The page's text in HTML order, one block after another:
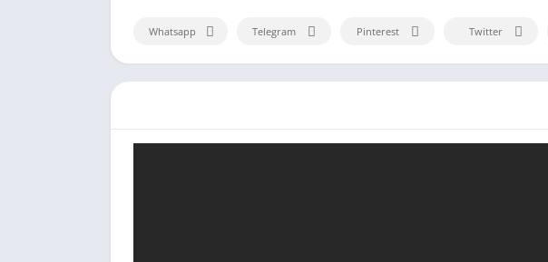
Twitter
Pinterest
Telegram
Whatsapp